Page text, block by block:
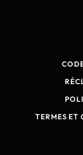
TERMES ET